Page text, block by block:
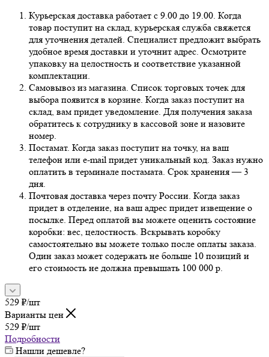
Курьерская доставка работает с 9.00 до 19.00. Когда
товар поступит на склад, курьерская служба свяжется
для уточнения деталей. Специалист предложит выбрать
удобное время доставки и уточнит адрес. Осмотрите
упаковку на целостность и соответствие указанной
комплектации.
Самовывоз из магазина. Список торговых точек для
выбора появится в корзине. Когда заказ поступит на
склад, вам придет уведомление. Для получения заказа
обратитесь к сотруднику в кассовой зоне и назовите
номер.
Постамат. Когда заказ поступит на точку, на ваш
телефон или e-mail придет уникальный код. Заказ нужно
оплатить в терминале постамата. Срок хранения — 3
дня.
Почтовая доставка через почту России. Когда заказ
придет в отделение, на ваш адрес придет извещение о
посылке. Перед оплатой вы можете оценить состояние
коробки: вес, целостность. Вскрывать коробку
самостоятельно вы можете только после оплаты заказа.
Один заказ может содержать не больше 10 позиций и
его стоимость не должна превышать 100 000 р.
529 ₽/шт
Варианты цен
529 ₽/шт
Подробности
Нашли дешевле?